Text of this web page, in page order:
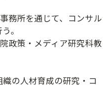
務所を通じて、コンサル
。
政策・メディア研究科教
の人材育成の研究・コ